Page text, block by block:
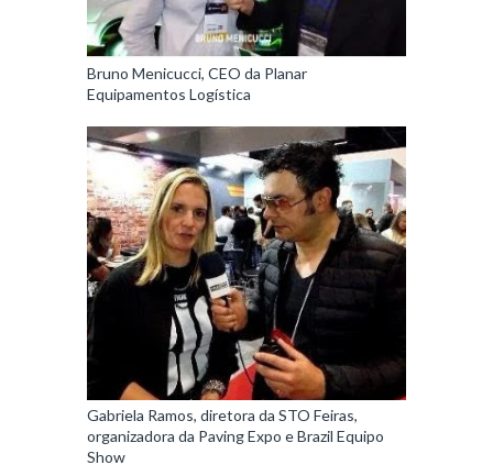
Bruno Menicucci, CEO da Planar
Equipamentos Logística
Gabriela Ramos, diretora da STO Feiras,
organizadora da Paving Expo e Brazil Equipo
Show